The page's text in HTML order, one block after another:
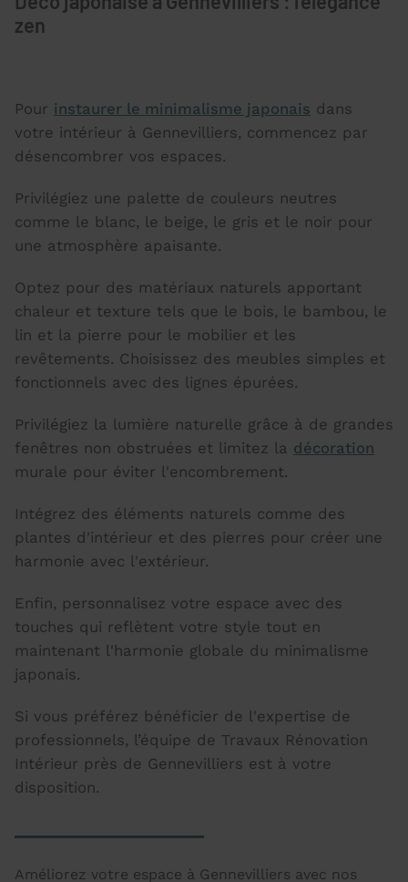
zen
Pour instaurer le minimalisme japonais dans
votre intérieur à Gennevilliers, commencez par
désencombrer vos espaces.
Privilégiez une palette de couleurs neutres
comme le blanc, le beige, le gris et le noir pour
une atmosphère apaisante.
Optez pour des matériaux naturels apportant
chaleur et texture tels que le bois, le bambou, le
lin et la pierre pour le mobilier et les
revêtements. Choisissez des meubles simples et
fonctionnels avec des lignes épurées.
Privilégiez la lumière naturelle grâce à de grandes
fenêtres non obstruées et limitez la décoration
murale pour éviter l'encombrement.
Intégrez des éléments naturels comme des
plantes d'intérieur et des pierres pour créer une
harmonie avec l'extérieur.
Enfin, personnalisez votre espace avec des
touches qui reflètent votre style tout en
maintenant l'harmonie globale du minimalisme
japonais.
Si vous préférez bénéficier de l'expertise de
professionnels, l’équipe de Travaux Rénovation
Intérieur près de Gennevilliers est à votre
disposition.
Améliorez votre espace à Gennevilliers avec nos